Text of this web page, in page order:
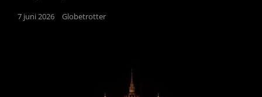
Posted
7 juni 2026 Globetrotter